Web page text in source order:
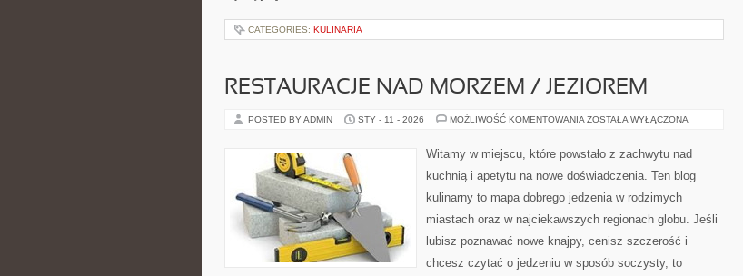
CATEGORIES: KULINARIA
RESTAURACJE NAD MORZEM / JEZIOREM
POSTED BY ADMIN STY - 11 - 2026 MOŻLIWOŚĆ KOMENTOWANIA RESTAURACJE
/
JEZIOREM
ZOSTAŁA WYŁĄCZONA
Witamy w miejscu, które powstało z zachwytu nad
kuchnią i apetytu na nowe doświadczenia. Ten blog
kulinarny to mapa dobrego jedzenia w rodzimych
miastach oraz w najciekawszych regionach globu. Jeśli
lubisz poznawać nowe knajpy, cenisz szczerość i
chcesz czytać o jedzeniu w sposób soczysty, to